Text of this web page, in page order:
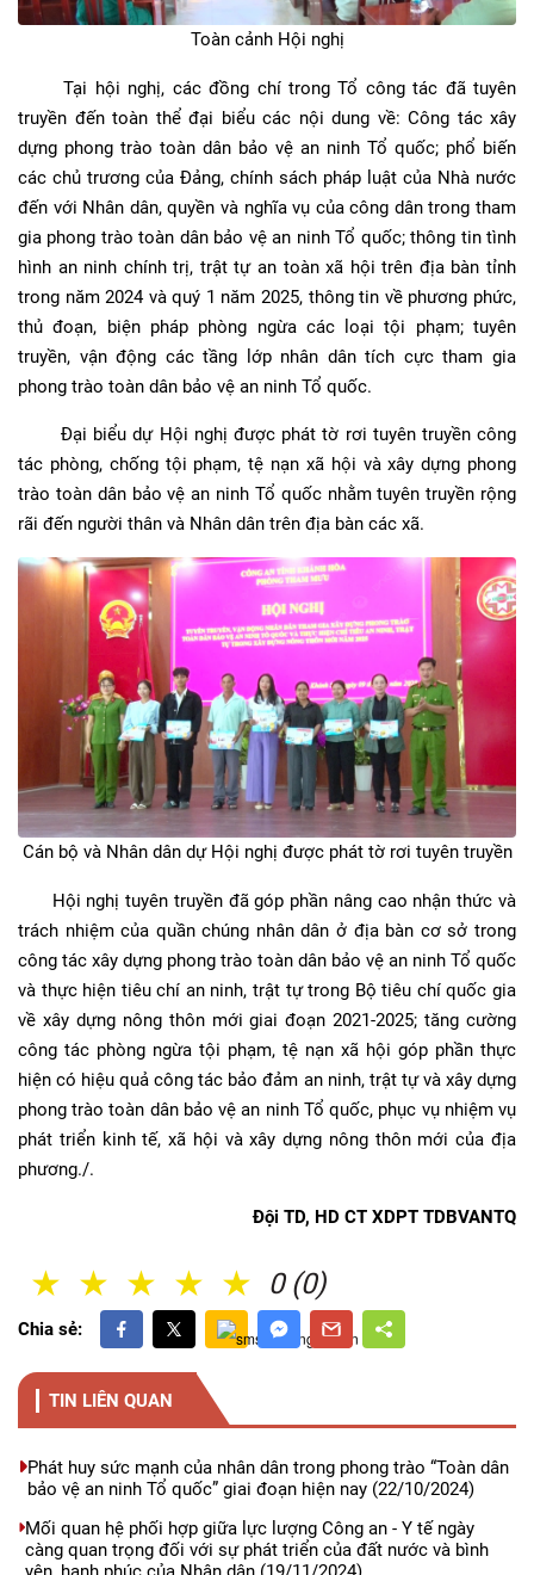
Toàn cảnh Hội nghị
Tại hội nghị, các đồng chí trong Tổ công tác đã tuyên
truyền đến toàn thể đại biểu các nội dung về: Công tác xây
dựng phong trào toàn dân bảo vệ an ninh Tổ quốc; phổ biến
các chủ trương của Đảng, chính sách pháp luật của Nhà nước
đến với Nhân dân, quyền và nghĩa vụ của công dân trong tham
gia phong trào toàn dân bảo vệ an ninh Tổ quốc; thông tin tình
hình an ninh chính trị, trật tự an toàn xã hội trên địa bàn tỉnh
trong năm 2024 và quý 1 năm 2025, thông tin về phương phức,
thủ đoạn, biện pháp phòng ngừa các loại tội phạm; tuyên
truyền, vận động các tầng lớp nhân dân tích cực tham gia
phong trào toàn dân bảo vệ an ninh Tổ quốc.
Đại biểu dự Hội nghị được phát tờ rơi tuyên truyền công
tác phòng, chống tội phạm, tệ nạn xã hội và xây dựng phong
trào toàn dân bảo vệ an ninh Tổ quốc nhằm tuyên truyền rộng
rãi đến người thân và Nhân dân trên địa bàn các xã.
Cán bộ và Nhân dân dự Hội nghị được phát tờ rơi tuyên truyền
Hội nghị tuyên truyền đã góp phần nâng cao nhận thức và
trách nhiệm của quần chúng nhân dân ở địa bàn cơ sở trong
công tác xây dựng phong trào toàn dân bảo vệ an ninh Tổ quốc
và thực hiện tiêu chí an ninh, trật tự trong Bộ tiêu chí quốc gia
về xây dựng nông thôn mới giai đoạn 2021-2025; tăng cường
công tác phòng ngừa tội phạm, tệ nạn xã hội góp phần thực
hiện có hiệu quả công tác bảo đảm an ninh, trật tự và xây dựng
phong trào toàn dân bảo vệ an ninh Tổ quốc, phục vụ nhiệm vụ
phát triển kinh tế, xã hội và xây dựng nông thôn mới của địa
phương./.
Đội TD, HD CT XDPT TDBVANTQ
0 (0)
5 Sao
4 Sao
3 Sao
2 Sao
1 Sao
Chia sẻ:
TIN LIÊN QUAN
Phát huy sức mạnh của nhân dân trong phong trào “Toàn dân
bảo vệ an ninh Tổ quốc” giai đoạn hiện nay (22/10/2024)
Mối quan hệ phối hợp giữa lực lượng Công an - Y tế ngày
càng quan trọng đối với sự phát triển của đất nước và bình